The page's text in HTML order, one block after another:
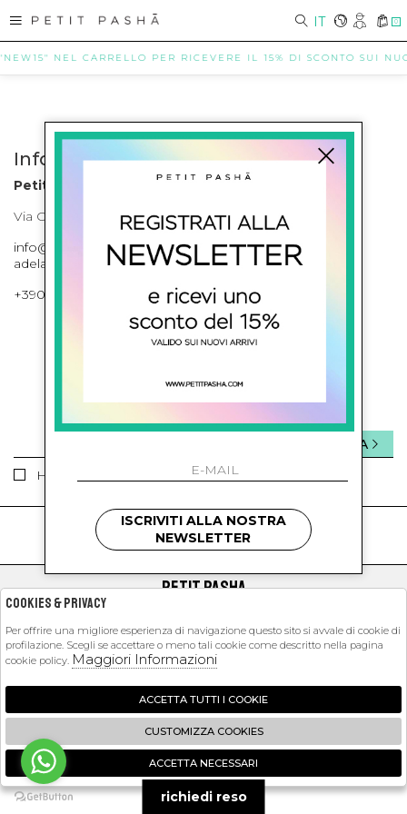
IT 0
NEL CARRELLO PER RICEVERE IL 15% DI SCONTO SUI
Info contatti
Petit Pasha
Via Cilea, 255 Napoli Corso Umberto I 301 Napoli
info@petitpasha.com, petitpasha@hotmail.it,
adelaide.petitpasha@hotmail.com
+39081643421 , +390812351280
ISCRIVITI ALLA NEWSLETTER
Ho letto ed accettato le condizioni sulla privacy.
INVIA
kids
PETIT PASHA
EXTRA
2026 Petit Pasha - P.iva : 09423341214 Powered by
Zucchetti
🍪
ISCRIVITI ALLA NOSTRA
NEWSLETTER
richiedi reso
Cookies & Privacy
Per offrire una migliore esperienza di navigazione questo sito si avvale di cookie di
profilazione. Scegli se accettare o meno tali cookie come descritto nella pagina
cookie policy. Maggiori Informazioni
ACCETTA TUTTI I COOKIE
CUSTOMIZZA COOKIES
ACCETTA NECESSARI